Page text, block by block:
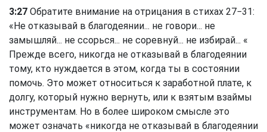
3:27 Обратите внимание на отрицания в стихах 27−31:
«Не отказывай в благодеянии... не говори... не
замышляй... не ссорься... не соревнуй... не избирай... «
Прежде всего, никогда не отказывай в благодеянии
тому, кто нуждается в этом, когда ты в состоянии
помочь. Это может относиться к заработной плате, к
долгу, который нужно вернуть, или к взятым взаймы
инструментам. Но в более широком смысле это
может означать «никогда не отказывай в благодеянии